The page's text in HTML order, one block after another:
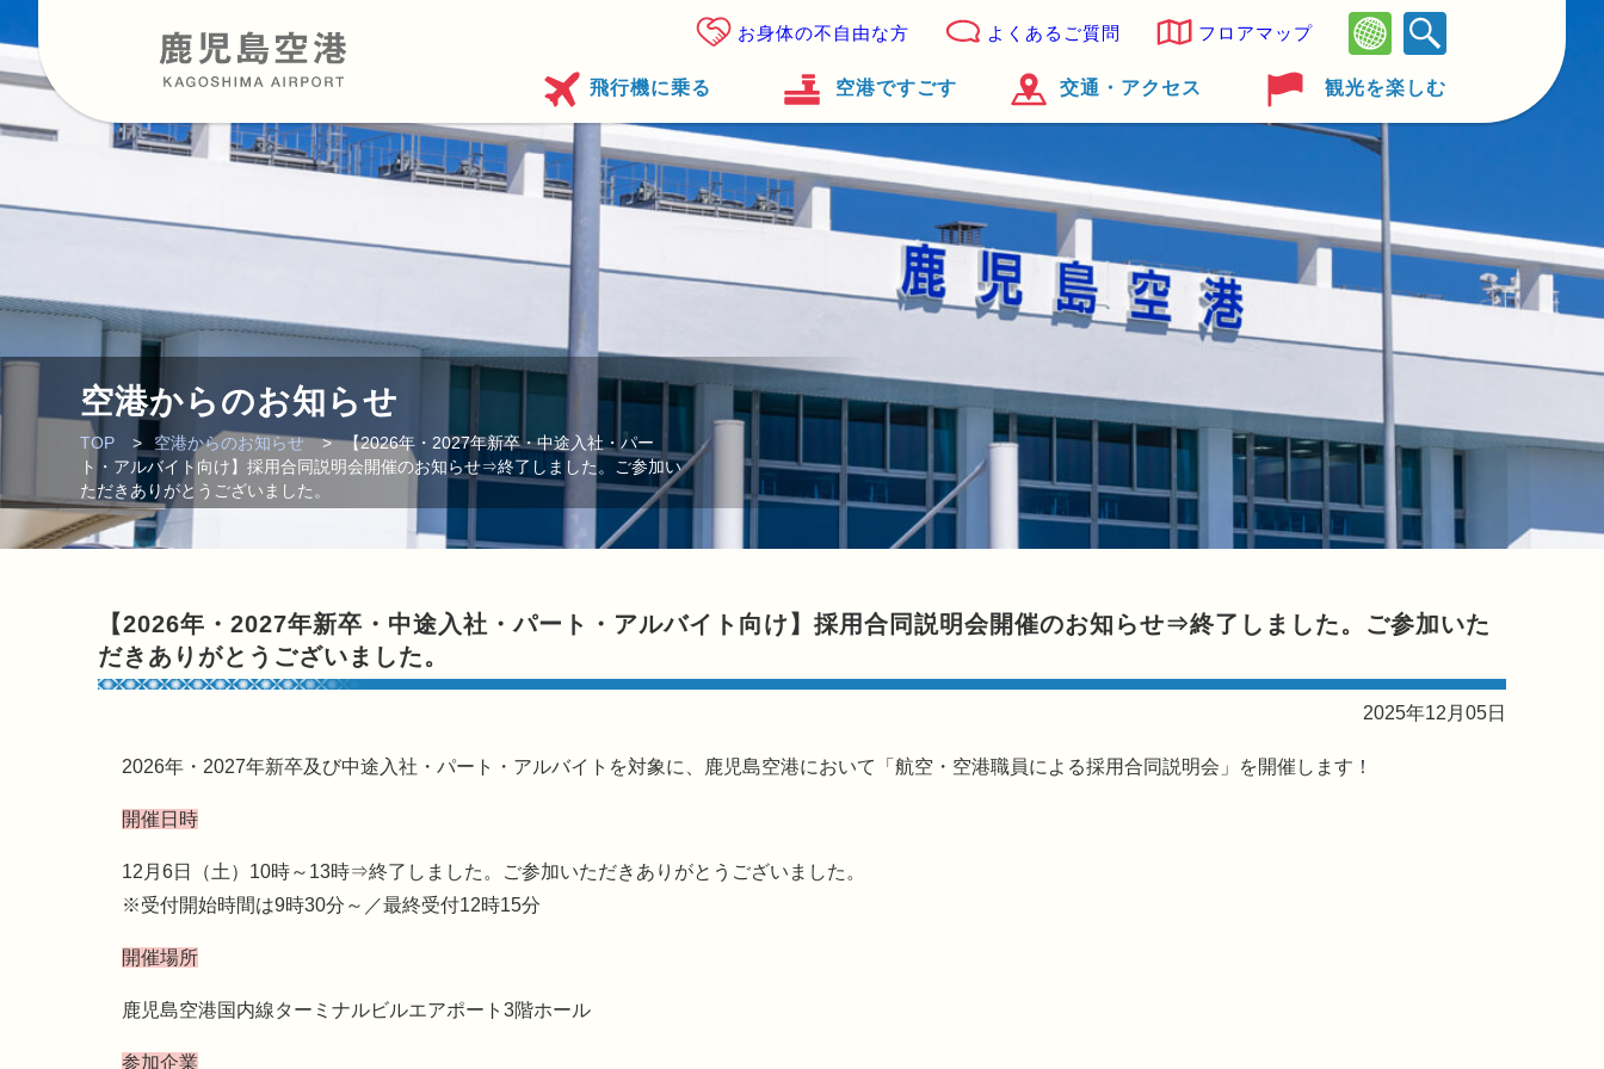
お身体の不自由な方 よくあるご質問 フロアマップ
飛行機に乗る 空港ですごす 交通・アクセス 観光を楽しむ
空港からのお知らせ
TOP 空港からのお知らせ
【2026年・2027年新卒・中途入社・パー
ト・アルバイト向け】採用合同説明会開催のお知らせ⇒終了しました。ご参加い
ただきありがとうございました。
【2026年・2027年新卒・中途入社・パート・アルバイト向け】採用合同説明会開催のお知らせ⇒終了しました。ご参加いた
だきありがとうございました。
2025年12月05日
2026年・2027年新卒及び中途入社・パート・アルバイトを対象に、鹿児島空港において「航空・空港職員による採用合同説明会」を開催します！
開催日時
12月6日（土）10時～13時⇒終了しました。ご参加いただきありがとうございました。
※受付開始時間は9時30分～／最終受付12時15分
開催場所
鹿児島空港国内線ターミナルビルエアポート3階ホール
参加企業